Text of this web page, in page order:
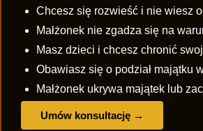
Chcesz się rozwieść i nie wiesz
Małżonek nie zgadza się na
Masz dzieci i chcesz chronić
Obawiasz się o podział majątku
Małżonek ukrywa majątek lub
Umów konsultację →